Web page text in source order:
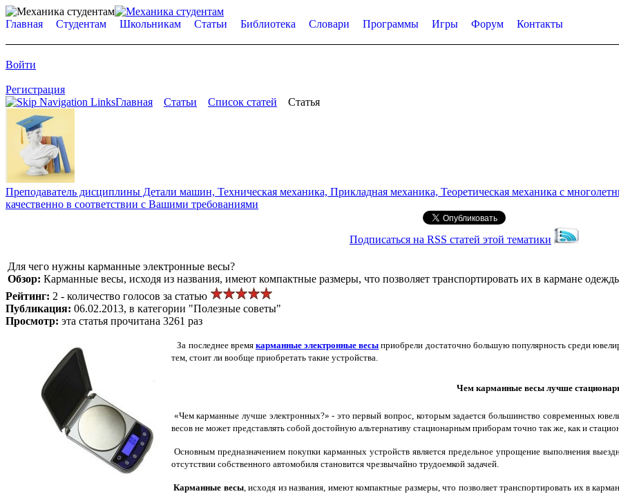
Главная Студентам Школьникам Статьи Библиотека Словари Программы Игры Форум Контакты
Войти
Регистрация
Главная
Статьи Список статей Статья
Преподаватель дисциплины Детали машин, Техническая механика, Прикладная механика, Теоретическая механика с
качественно в соответствии с Вашими требованиями
Подписаться на RSS статей этой тематики
Для чего нужны карманные электронные весы?
Обзор: Карманные весы, исходя из названия, имеют компактные размеры, что позволяет транспортировать их в кармане
Рейтинг: 2 - количество голосов за статью
Публикация: 06.02.2013, в категории "Полезные советы"
Просмотр: эта статья прочитана 3261 раз
За последнее время карманные электронные весы приобрели достаточно большую популярность среди
тем, стоит ли вообще приобретать такие устройства.
Чем карманные весы лучше
«Чем карманные лучше электронных?» - это первый вопрос, которым задается большинство современных
весов не может представлять собой достойную альтернативу стационарным приборам точно так же, как и
Основным предназначением покупки карманных устройств является предельное упрощение выполнения
отсутствии собственного автомобиля становится чрезвычайно трудоемкой задачей.
Карманные весы, исходя из названия, имеют компактные размеры, что позволяет транспортировать их в